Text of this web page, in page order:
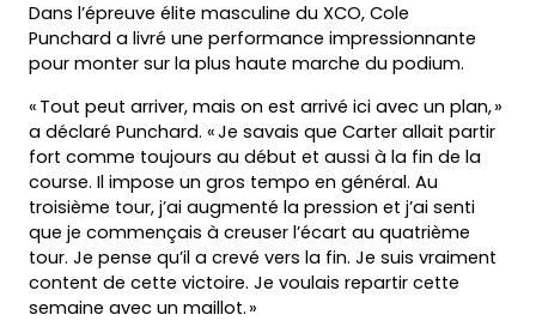
Dans l’épreuve élite masculine du XCO, Cole
Punchard a livré une performance impressionnante
pour monter sur la plus haute marche du podium.
« Tout peut arriver, mais on est arrivé ici avec un plan, »
a déclaré Punchard. « Je savais que Carter allait partir
fort comme toujours au début et aussi à la fin de la
course. Il impose un gros tempo en général. Au
troisième tour, j’ai augmenté la pression et j’ai senti
que je commençais à creuser l’écart au quatrième
tour. Je pense qu’il a crevé vers la fin. Je suis vraiment
content de cette victoire. Je voulais repartir cette
semaine avec un maillot. »